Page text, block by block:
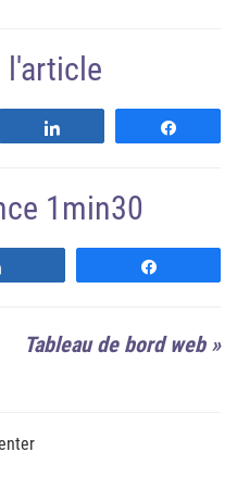
l'article
1min30
Tableau de bord web»